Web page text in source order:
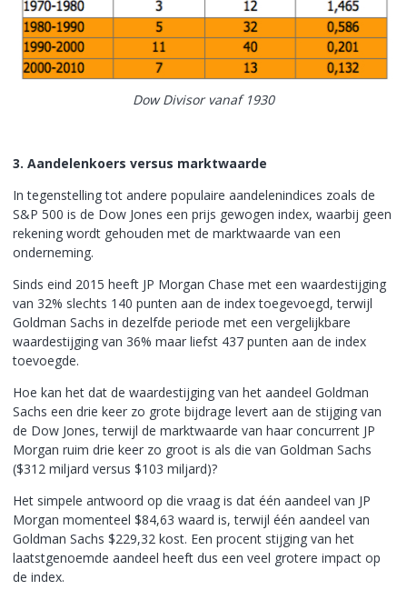
Dow Divisor vanaf 1930
3. Aandelenkoers versus marktwaarde
In tegenstelling tot andere populaire aandelenindices zoals de
S&P 500 is de Dow Jones een prijs gewogen index, waarbij geen
rekening wordt gehouden met de marktwaarde van een
onderneming.
Sinds eind 2015 heeft JP Morgan Chase met een waardestijging
van 32% slechts 140 punten aan de index toegevoegd, terwijl
Goldman Sachs in dezelfde periode met een vergelijkbare
waardestijging van 36% maar liefst 437 punten aan de index
toevoegde.
Hoe kan het dat de waardestijging van het aandeel Goldman
Sachs een drie keer zo grote bijdrage levert aan de stijging van
de Dow Jones, terwijl de marktwaarde van haar concurrent JP
Morgan ruim drie keer zo groot is als die van Goldman Sachs
($312 miljard versus $103 miljard)?
Het simpele antwoord op die vraag is dat één aandeel van JP
Morgan momenteel $84,63 waard is, terwijl één aandeel van
Goldman Sachs $229,32 kost. Een procent stijging van het
laatstgenoemde aandeel heeft dus een veel grotere impact op
de index.